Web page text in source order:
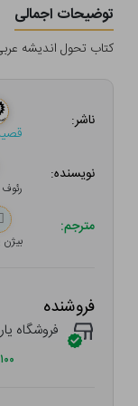
توضیحات اجمالی
کتاب تحول اندیشه
ناشر:
نویسنده:
مترجم:
بیژن
فروشنده
فروشگاه
۱۰۰